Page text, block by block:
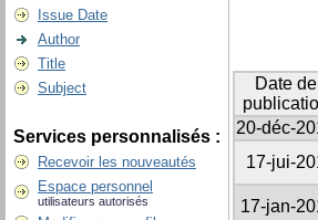
Issue Date
Author
Title
Subject
Services personnalisés :
Recevoir les nouveautés
Espace personnel
utilisateurs autorisés
Date de
20-déc-
17-jui-
17-jan-